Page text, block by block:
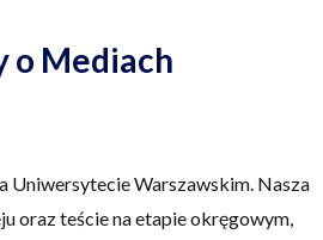
o Mediach
Uniwersytecie Warszawskim. Nasza
oraz teście na etapie okręgowym,